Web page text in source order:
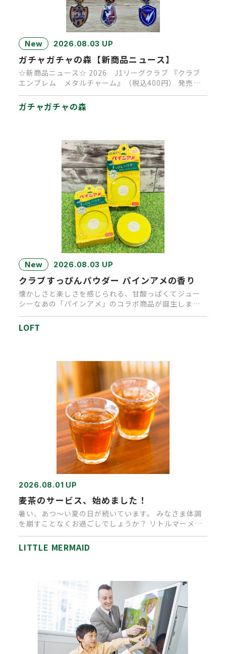
New 2026.08.03 UP
ガチャガチャの森【新商品ニュース】
☆新商品ニュース☆ 2026 J1リーグクラブ 『クラブ
エンブレム メタルチャーム』（税込400円） 発売決
定！ 発売時…
ガチャガチャの森
New 2026.08.03 UP
クラブすっぴんパウダー パインアメの香り
懐かしさと楽しさを感じられる、甘酸っぱくてジュー
シーなあの「パインアメ」のコラボ商品が誕生しまし
た。キャンディを思わせる…
LOFT
2026.08.01 UP
麦茶のサービス、始めました！
暑い、あつ～い夏の日が続いています。 みなさま体調
を崩すことなくお過ごしでしょうか？ リトルマーメイ
LITTLE MERMAID